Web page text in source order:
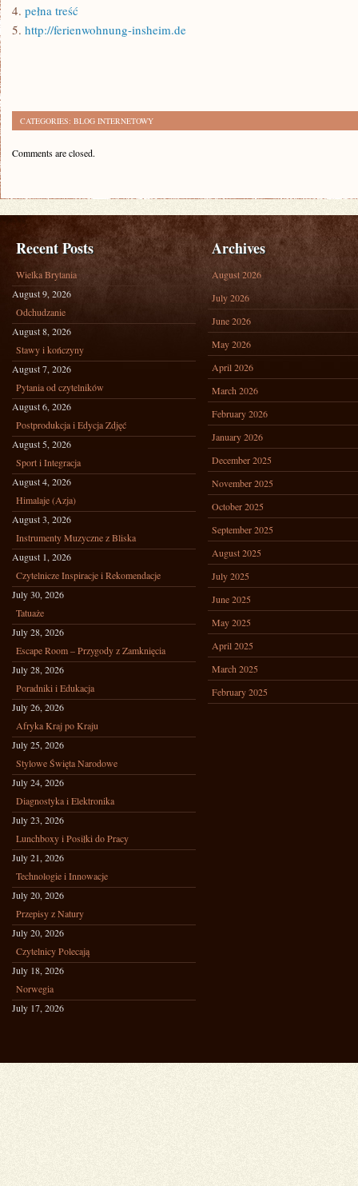
4. pełna treść
5. http://ferienwohnung-insheim.de
CATEGORIES: BLOG INTERNETOWY
Comments are closed.
Recent Posts
Wielka Brytania
August 9, 2026
Odchudzanie
August 8, 2026
Stawy i kończyny
August 7, 2026
Pytania od czytelników
August 6, 2026
Postprodukcja i Edycja Zdjęć
August 5, 2026
Sport i Integracja
August 4, 2026
Himalaje (Azja)
August 3, 2026
Instrumenty Muzyczne z Bliska
August 1, 2026
Czytelnicze Inspiracje i Rekomendacje
July 30, 2026
Tatuaże
July 28, 2026
Escape Room – Przygody z Zamknięcia
July 28, 2026
Poradniki i Edukacja
July 26, 2026
Afryka Kraj po Kraju
July 25, 2026
Stylowe Święta Narodowe
July 24, 2026
Diagnostyka i Elektronika
July 23, 2026
Lunchboxy i Posiłki do Pracy
July 21, 2026
Technologie i Innowacje
July 20, 2026
Przepisy z Natury
July 20, 2026
Czytelnicy Polecają
July 18, 2026
Norwegia
July 17, 2026
Archives
August 2026
July 2026
June 2026
May 2026
April 2026
March 2026
February 2026
January 2026
December 2025
November 2025
October 2025
September 2025
August 2025
July 2025
June 2025
May 2025
April 2025
March 2025
February 2025